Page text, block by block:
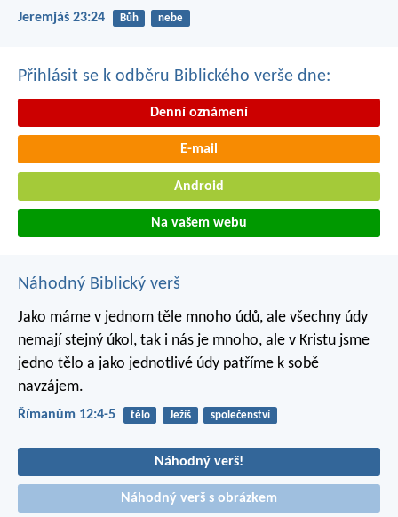
Jeremjáš 23:24 Bůh nebe
Přihlásit se k odběru Biblického verše dne:
Denní oznámení
E-mail
Android
Na vašem webu
Náhodný Biblický verš
Jako máme v jednom těle mnoho údů, ale všechny údy
nemají stejný úkol, tak i nás je mnoho, ale v Kristu jsme
jedno tělo a jako jednotlivé údy patříme k sobě
navzájem.
Římanům 12:4-5 tělo Ježíš společenství
Náhodný verš!
Náhodný verš s obrázkem